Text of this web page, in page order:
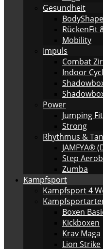
Gesundheit
RückenFit
Mobility
Impuls
Combat
Indoor
Power
Jumping
Strong
Rhythmus &
JAMFYA®
Step
Zumba
Kampfsport
Kampfsport 4
Boxen
Kickboxen
Krav Maga
Lion Strike